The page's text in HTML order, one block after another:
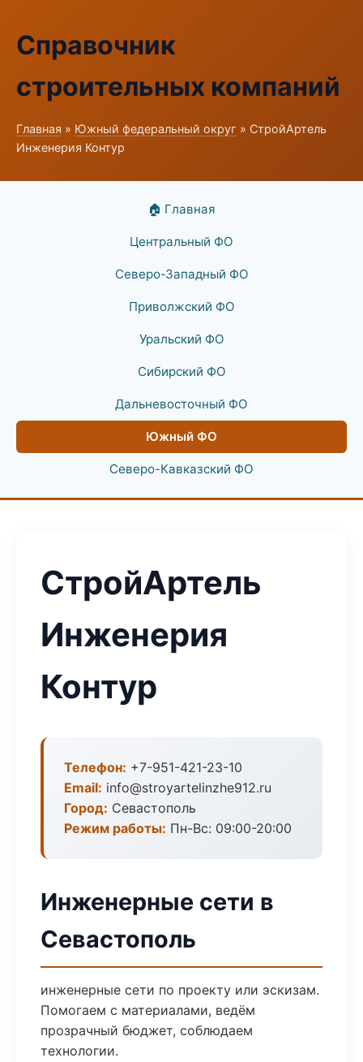
Справочник
строительных компаний
Главная » Южный федеральный округ » СтройАртель
Инженерия Контур
🏠 Главная
Центральный ФО
Северо-Западный ФО
Приволжский ФО
Уральский ФО
Сибирский ФО
Дальневосточный ФО
Южный ФО
Северо-Кавказский ФО
СтройАртель
Инженерия
Контур
Телефон: +7-951-421-23-10
Email: info@stroyartelinzhe912.ru
Город: Севастополь
Режим работы: Пн-Вс: 09:00-20:00
Инженерные сети в
Севастополь
инженерные сети по проекту или эскизам.
Помогаем с материалами, ведём
прозрачный бюджет, соблюдаем
технологии.